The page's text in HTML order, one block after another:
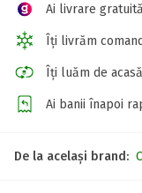
Ai livrare
Îți livrăm
Îți luăm de acasă
Ai banii înapoi
De la același brand: